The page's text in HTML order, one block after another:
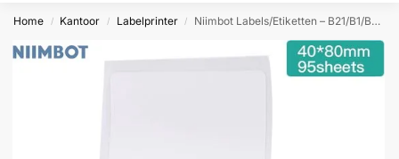
Home / Kantoor / Labelprinter / Niimbot Labels/Etiketten – B21/B1/B3S/K3/K2/B31/B4 – 40x80mm – Wit